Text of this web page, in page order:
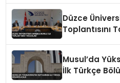
Düzce
Toplantısını
Musul’da
İlk Türkçe